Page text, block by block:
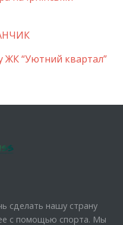
ЖК “Уютний квартал”
сделать нашу страну
с помощью спорта. Мы